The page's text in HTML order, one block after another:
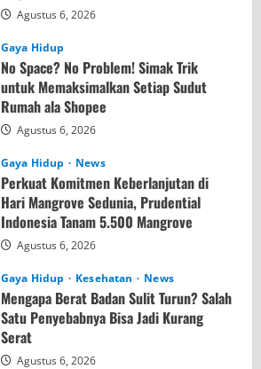
Agustus 6, 2026
Gaya Hidup
No Space? No Problem! Simak Trik
untuk Memaksimalkan Setiap Sudut
Rumah ala Shopee
Agustus 6, 2026
Gaya Hidup News
Perkuat Komitmen Keberlanjutan di
Hari Mangrove Sedunia, Prudential
Indonesia Tanam 5.500 Mangrove
Agustus 6, 2026
Gaya Hidup Kesehatan News
Mengapa Berat Badan Sulit Turun? Salah
Satu Penyebabnya Bisa Jadi Kurang
Serat
Agustus 6, 2026